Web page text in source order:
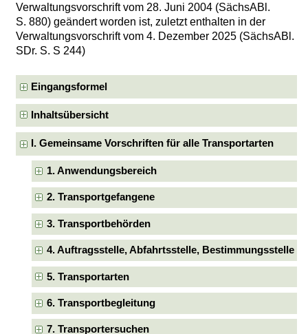
Verwaltungsvorschrift vom 28. Juni 2004 (SächsABl.
S. 880) geändert worden ist, zuletzt enthalten in der
Verwaltungsvorschrift vom 4. Dezember 2025 (SächsABl.
SDr. S. S 244)
Eingangsformel
Inhaltsübersicht
I. Gemeinsame Vorschriften für alle Transportarten
1. Anwendungsbereich
2. Transportgefangene
3. Transportbehörden
4. Auftragsstelle, Abfahrtsstelle, Bestimmungsstelle
5. Transportarten
6. Transportbegleitung
7. Transportersuchen